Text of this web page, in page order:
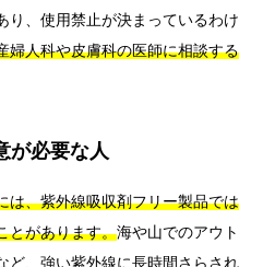
り、使用禁止が決まっているわけ
婦人科や皮膚科の医師に相談する
が必要な人
は、紫外線吸収剤フリー製品では
とがあります。海や山でのアウト
ど、強い紫外線に長時間さらされ